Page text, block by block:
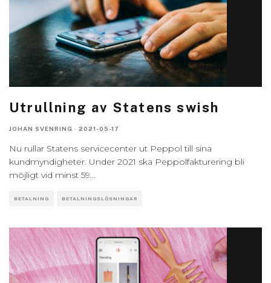
Utrullning av Statens swish
JOHAN SVENRING · 2021-05-17
Nu rullar Statens servicecenter ut Peppol till sina
kundmyndigheter. Under 2021 ska Peppolfakturering bli
möjligt vid minst 59...
BETALNING BETALNINGSLÖSNINGAR